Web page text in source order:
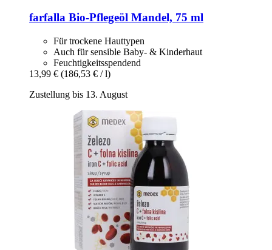
farfalla Bio-​Pflegeöl Mandel, 75 ml
Für trockene Hauttypen
Auch für sensible Baby- & Kinderhaut
Feuchtigkeitsspendend
13,99 € (186,53 € / l)
Zustellung bis 13. August